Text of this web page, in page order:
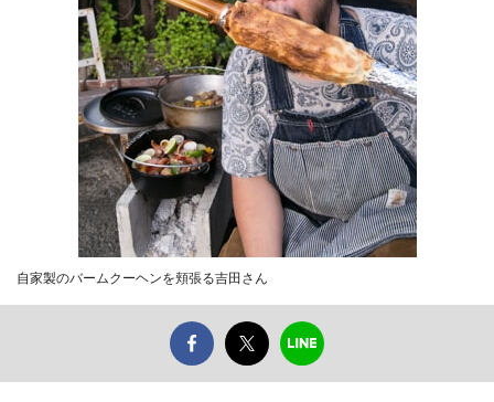
自家製のバームクーヘンを頬張る吉田さん